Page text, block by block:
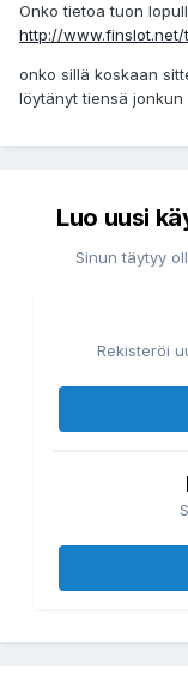
Onko tietoa tuon
http://www.finslot.net/
onko sillä koskaan
löytänyt tiensä jonkun
Luo uusi
Sinun täytyy
Rekisteröi